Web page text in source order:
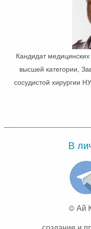
Кандидат
высшей категории,
сосудистой хирургии
В
© Ай